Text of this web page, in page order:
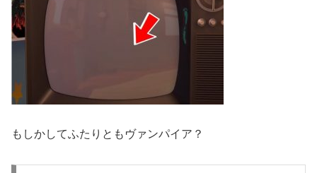
もしかしてふたりともヴァンパイア？